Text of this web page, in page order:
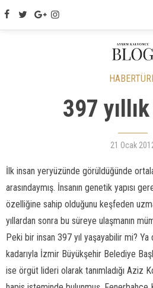
397
21 Ocak
İlk insan yeryüzünde görüldüğünde
arasındaymış. İnsanın genetik yapısı
özelliğine sahip olduğunu keşfeden
yıllardan sonra bu süreye ulaşmanın
Peki bir insan 397 yıl yaşayabilir mi? Ya
kadarıyla İzmir Büyükşehir Belediye
ise örgüt lideri olarak tanımladığı Aziz